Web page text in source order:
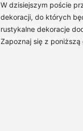
W dzisiejszym poście
dekoracji, do których
rustykalne dekoracje
Zapoznaj się z